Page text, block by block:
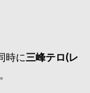
時に三峰テロ(レ